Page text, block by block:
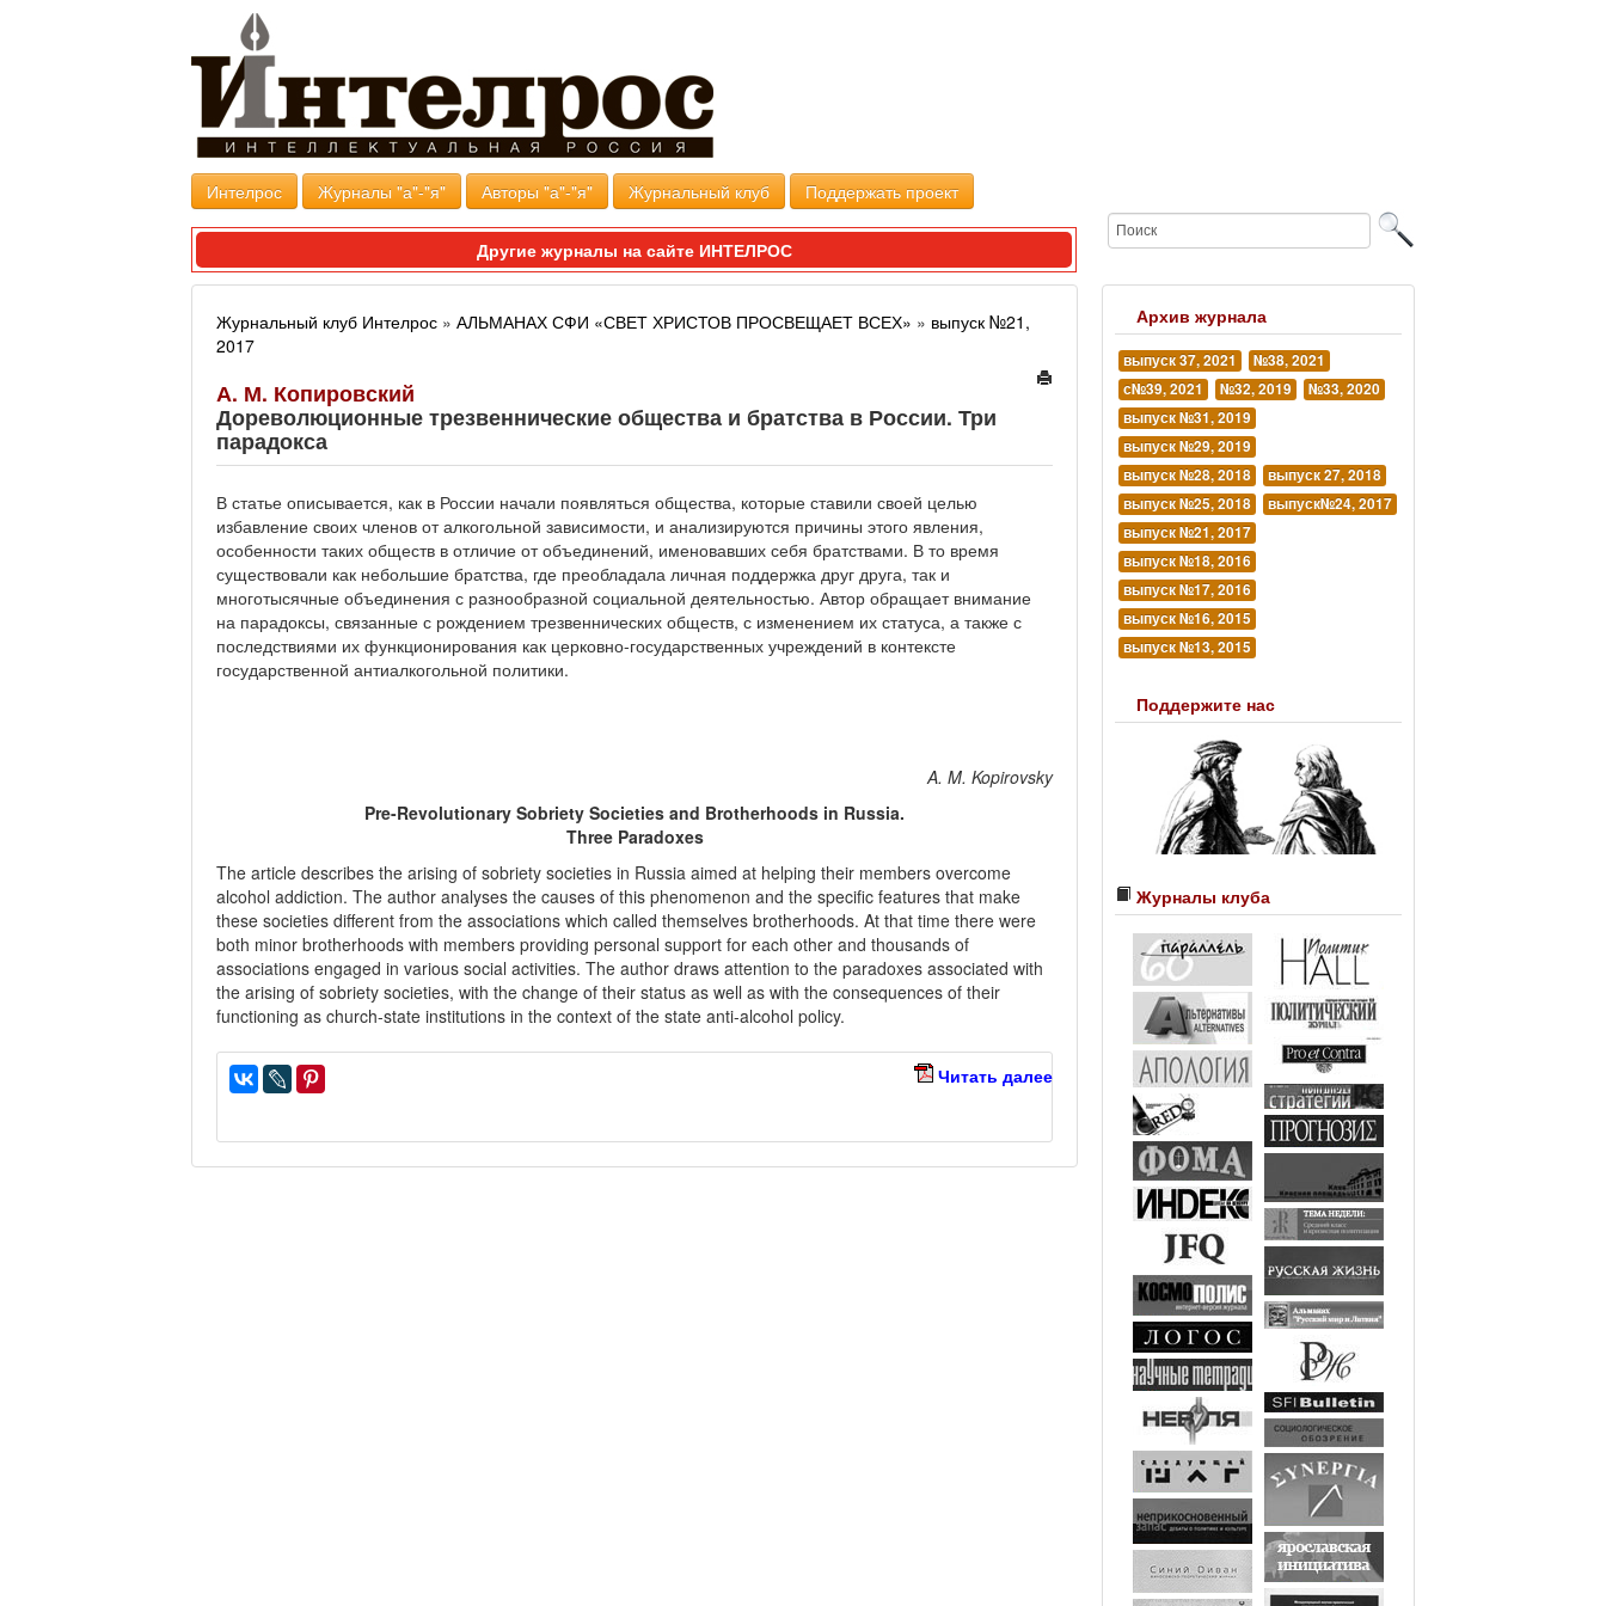
Интелрос Журналы "а"-"я" Авторы "а"-"я" Журнальный клуб Поддержать проект
Другие журналы на сайте ИНТЕЛРОС
Журнальный клуб Интелрос » АЛЬМАНАХ СФИ «СВЕТ ХРИСТОВ ПРОСВЕЩАЕТ ВСЕХ» » выпуск №21,
2017
А. М. Копировский
Дореволюционные трезвеннические общества и братства в России. Три
парадокса
В статье описывается, как в России начали появляться общества, которые ставили своей целью
избавление своих членов от алкогольной зависимости, и анализируются причины этого явления,
особенности таких обществ в отличие от объединений, именовавших себя братствами. В то время
существовали как небольшие братства, где преобладала личная поддержка друг друга, так и
многотысячные объединения с разнообразной социальной деятельностью. Автор обращает внимание
на парадоксы, связанные с рождением трезвеннических обществ, с изменением их статуса, а также с
последствиями их функционирования как церковно-государственных учреждений в контексте
государственной антиалкогольной политики.
A. M. Kopirovsky
Pre-Revolutionary Sobriety Societies and Brotherhoods in Russia.
Three Paradoxes
The article describes the arising of sobriety societies in Russia aimed at helping their members overcome
alcohol addiction. The author analyses the causes of this phenomenon and the specific features that make
these societies different from the associations which called themselves brotherhoods. At that time there were
both minor brotherhoods with members providing personal support for each other and thousands of
associations engaged in various social activities. The author draws attention to the paradoxes associated with
the arising of sobriety societies, with the change of their status as well as with the consequences of their
functioning as church-state institutions in the context of the state anti-alcohol policy.
Читать далее
Архив журнала
выпуск 37, 2021
№38, 2021
с№39, 2021
№32, 2019
№33, 2020
выпуск №31, 2019
выпуск №29, 2019
выпуск №28, 2018
выпуск 27, 2018
выпуск №25, 2018
выпуск№24, 2017
выпуск №21, 2017
выпуск №18, 2016
выпуск №17, 2016
выпуск №16, 2015
выпуск №13, 2015
Поддержите нас
Журналы клуба